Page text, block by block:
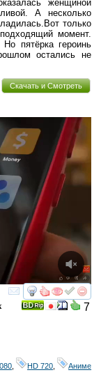
женщиной
А несколько
только
момент.
пятёрка героинь
остались не
Скачать и Смотреть
смотреть
7
HD 720 Аниме